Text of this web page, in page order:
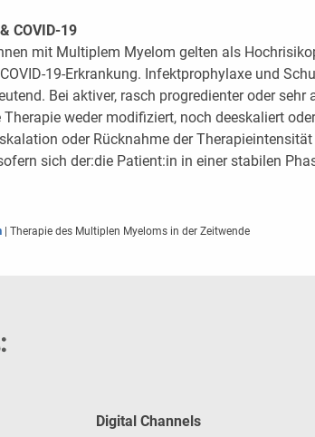
COVID-19
mit Multiplem Myelom gelten als
19-Erkrankung. Infektprophylaxe und
Bei aktiver, rasch progredienter oder sehr
weder modifiziert, noch deeskaliert
oder Rücknahme der
sich der:die Patient:in in einer stabilen
| Therapie des Multiplen Myeloms in der Zeitwende
Digital Channels